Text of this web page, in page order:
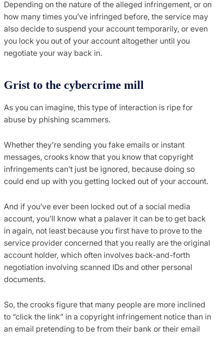
Depending on the nature of the alleged infringement, or on
how many times you’ve infringed before, the service may
also decide to suspend your account temporarily, or even
you lock you out of your account altogether until you
negotiate your way back in.
Grist to the cybercrime mill
As you can imagine, this type of interaction is ripe for
abuse by phishing scammers.
Whether they’re sending you fake emails or instant
messages, crooks know that you know that copyright
infringements can’t just be ignored, because doing so
could end up with you getting locked out of your account.
And if you’ve ever been locked out of a social media
account, you’ll know what a palaver it can be to get back
in again, not least because you first have to prove to the
service provider concerned that you really are the original
account holder, which often involves back-and-forth
negotiation involving scanned IDs and other personal
documents.
So, the crooks figure that many people are more inclined
to “click the link” in a copyright infringement notice than in
an email pretending to be from their bank or their email